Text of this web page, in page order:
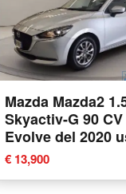
Mazda Mazda2
Skyactiv-G 90 CV
Evolve del 2020
Catania
€ 13,900